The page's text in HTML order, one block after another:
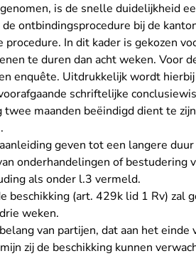
is de snelle duidelijkheid
ontbindingsprocedure bij de
procedure. In dit kader is gekozen
te duren dan acht weken. Voor
enquête. Uitdrukkelijk wordt
schriftelijke
maanden beëindigd dient te
geven tot een langere
onderhandelingen of bestudering
als onder l.3 vermeld.
beschikking (art. 429k lid 1 Rv) zal
weken.
van partijen, dat aan het
zij de beschikking kunnen